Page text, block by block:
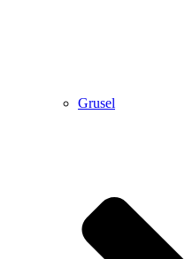
Grusel